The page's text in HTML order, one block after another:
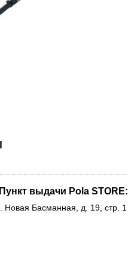
Пункт выдачи Pola STORE:
Новая Басманная, д. 19, стр. 1